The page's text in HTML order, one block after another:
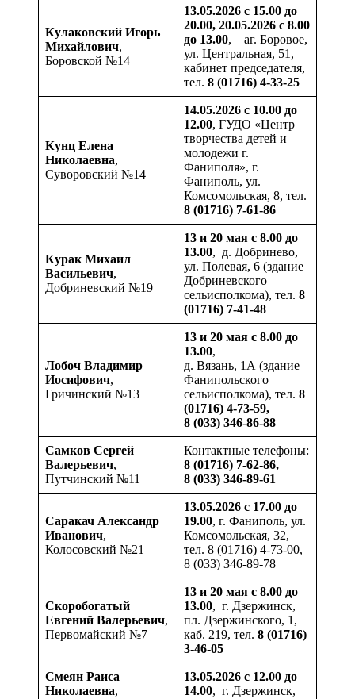
Кулаковский Игорь
Михайлович,
Боровской №14
13.05.2026 с 15.00 до
20.00, 20.05.2026 с 8.00
до 13.00, аг. Боровое,
ул. Центральная, 51,
кабинет председателя,
тел. 8 (01716) 4-33-25
Кунц Елена
Николаевна,
Суворовский №14
14.05.2026 с 10.00 до
12.00, ГУДО «Центр
творчества детей и
молодежи г.
Фаниполя», г.
Фаниполь, ул.
Комсомольская, 8, тел.
8 (01716) 7-61-86
Курак Михаил
Васильевич,
Добриневский №19
13 и 20 мая с 8.00 до
13.00, д. Добринево,
ул. Полевая, 6 (здание
Добриневского
сельисполкома), тел. 8
(01716) 7-41-48
Лобоч Владимир
Иосифович,
Гричинский №13
13 и 20 мая с 8.00 до
13.00,
д. Вязань, 1А (здание
Фанипольского
сельисполкома), тел. 8
(01716) 4-73-59,
8 (033) 346-86-88
Самков Сергей
Валерьевич,
Путчинский №11
Контактные телефоны:
8 (01716) 7-62-86,
8 (033) 346-89-61
Саракач Александр
Иванович,
Колосовский №21
13.05.2026 с 17.00 до
19.00, г. Фаниполь, ул.
Комсомольская, 32,
тел. 8 (01716) 4-73-00,
8 (033) 346-89-78
Скоробогатый
Евгений Валерьевич,
Первомайский №7
13 и 20 мая с 8.00 до
13.00, г. Дзержинск,
пл. Дзержинского, 1,
каб. 219, тел. 8 (01716)
3-46-05
Смеян Раиса
Николаевна,
13.05.2026 с 12.00 до
14.00, г. Дзержинск,